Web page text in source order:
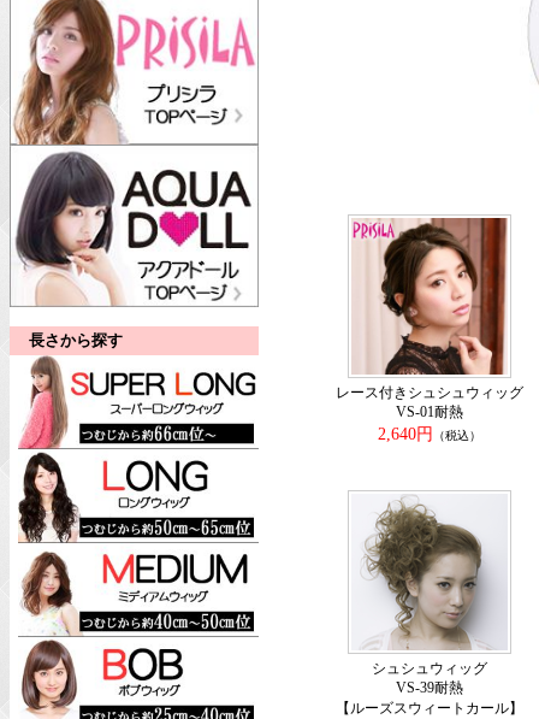
長さから探す
レース付きシュシュウィッグ
VS-01耐熱
2,640円
（税込）
シュシュウィッグ
VS-39耐熱
【ルーズスウィートカール】